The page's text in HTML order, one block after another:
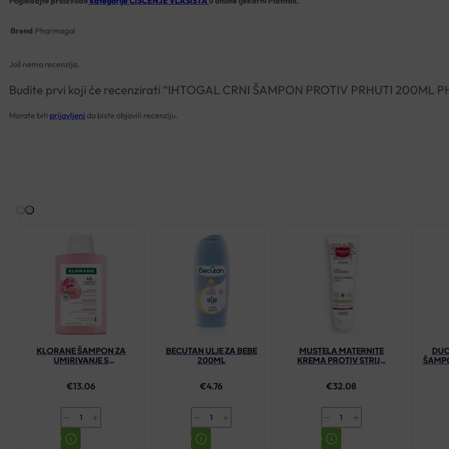
Brend Pharmagal
Još nema recenzija.
Budite prvi koji će recenzirati “IHTOGAL CRNI ŠAMPON PROTIV PRHUTI 200ML
Morate biti prijavljeni da biste objavili recenziju.
KLORANE ŠAMPON ZA
UMIRIVANJE S
€13.06
KLORANE
ŠAMPON
ZA
BECUTAN ULJE ZA BEBE
200ML
€4.76
BECUTAN
ULJE
ZA
MUSTELA MATERNITE
KREMA PROTIV STRIJA
€32.08
MUSTELA
MATERNITE
KREMA